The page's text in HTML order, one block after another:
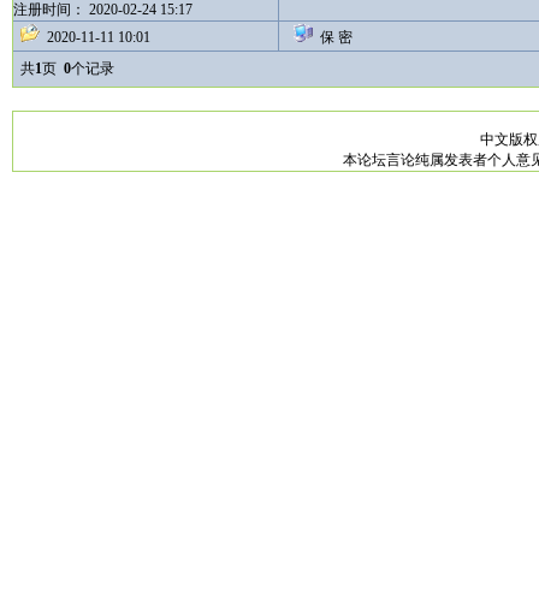
注册时间： 2020-02-24 15:17
2020-11-11 10:01
保 密
共1页 0个记录
中文版
本论坛言论纯属发表者个人意